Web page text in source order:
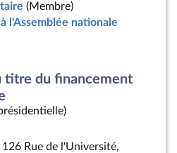
(Membre)
l'Assemblée nationale
titre du financement
Rue de l'Université,